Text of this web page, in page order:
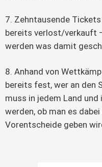
7. Zehntausende
bereits verlost/verkauft
werden was damit
8. Anhand von
bereits fest, wer an den
muss in jedem Land
werden, ob man es
Vorentscheide geben